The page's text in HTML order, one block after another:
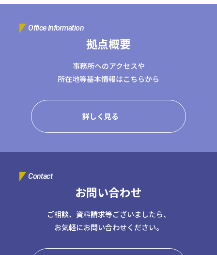
Office Information
拠点概要
事務所へのアクセスや
所在地等基本情報はこちらから
詳しく見る
Contact
お問い合わせ
ご相談、資料請求等ございましたら、
お気軽にお問い合わせください。